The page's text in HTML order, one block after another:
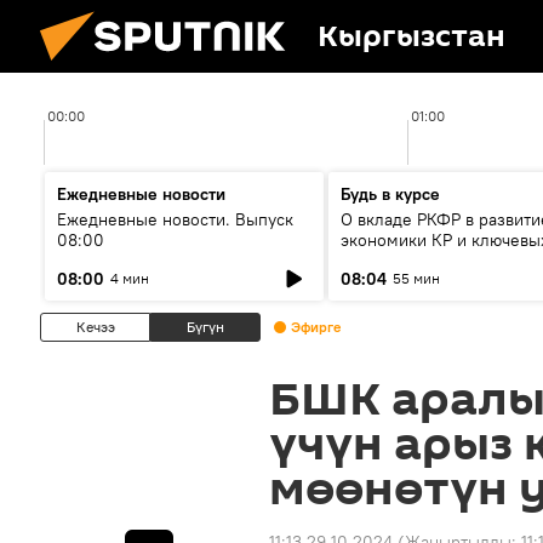
Кыргызстан
00:00 01:00
Ежедневные новости
Ежедневные новости. Выпуск
08:00
08:00 4 мин
Будь в курсе
О вкладе РКФР в
экономики КР и
08:04 55 мин
Кечээ Бүгүн Эфирге
БШК
үчүн арыз
мөөнөтүн